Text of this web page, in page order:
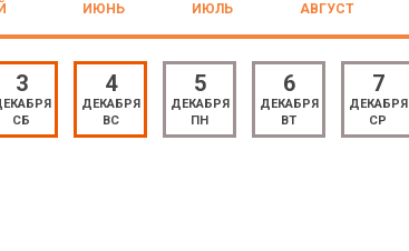
ИЮНЬ ИЮЛЬ АВГУСТ
3
СБ
4
ДЕКАБРЯ
ВС
5
ДЕКАБРЯ
ПН
6
ДЕКАБРЯ
ВТ
7
ДЕКАБРЯ
СР